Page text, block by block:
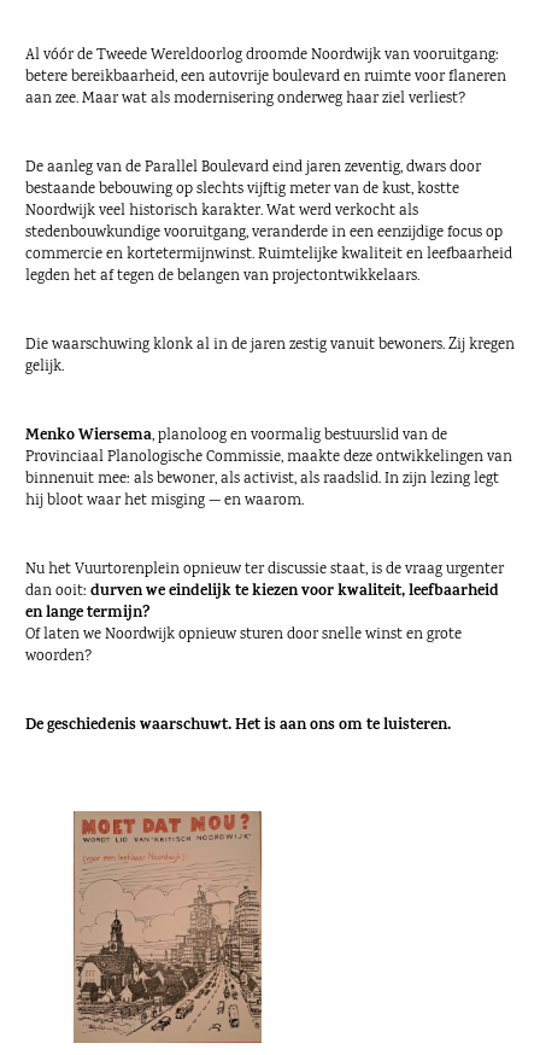
Al vóór de Tweede Wereldoorlog droomde Noordwijk van vooruitgang:
betere bereikbaarheid, een autovrije boulevard en ruimte voor flaneren
aan zee. Maar wat als modernisering onderweg haar ziel verliest?
De aanleg van de Parallel Boulevard eind jaren zeventig, dwars door
bestaande bebouwing op slechts vijftig meter van de kust, kostte
Noordwijk veel historisch karakter. Wat werd verkocht als
stedenbouwkundige vooruitgang, veranderde in een eenzijdige focus op
commercie en kortetermijnwinst. Ruimtelijke kwaliteit en leefbaarheid
legden het af tegen de belangen van projectontwikkelaars.
Die waarschuwing klonk al in de jaren zestig vanuit bewoners. Zij kregen
gelijk.
Menko Wiersema, planoloog en voormalig bestuurslid van de
Provinciaal Planologische Commissie, maakte deze ontwikkelingen van
binnenuit mee: als bewoner, als activist, als raadslid. In zijn lezing legt
hij bloot waar het misging — en waarom.
Nu het Vuurtorenplein opnieuw ter discussie staat, is de vraag urgenter
dan ooit: durven we eindelijk te kiezen voor kwaliteit, leefbaarheid
en lange termijn?
Of laten we Noordwijk opnieuw sturen door snelle winst en grote
woorden?
De geschiedenis waarschuwt. Het is aan ons om te luisteren.